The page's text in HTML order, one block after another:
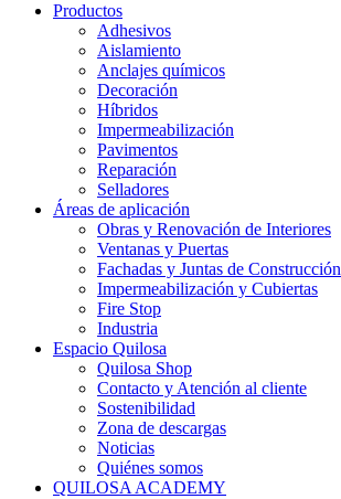
Productos
Adhesivos
Aislamiento
Anclajes químicos
Decoración
Híbridos
Impermeabilización
Pavimentos
Reparación
Selladores
Áreas de aplicación
Obras y Renovación de Interiores
Ventanas y Puertas
Fachadas y Juntas de Construcción
Impermeabilización y Cubiertas
Fire Stop
Industria
Espacio Quilosa
Quilosa Shop
Contacto y Atención al cliente
Sostenibilidad
Zona de descargas
Noticias
Quiénes somos
QUILOSA ACADEMY